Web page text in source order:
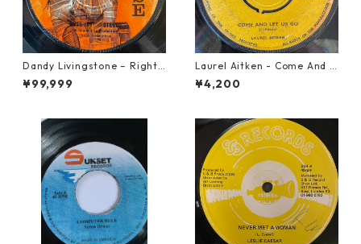
Dandy Livingstone – Right
On Brother【7-21946】
¥99,999
Laurel Aitken - Come And L
et Us Go【7-21779】
¥4,200